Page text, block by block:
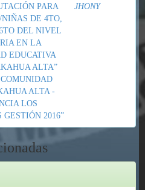
PARA
DE 4TO,
DEL NIVEL
EN LA
EDUCATIVA
ALTA”
ALTA -
LOS
GESTIÓN 2016”
JHONY